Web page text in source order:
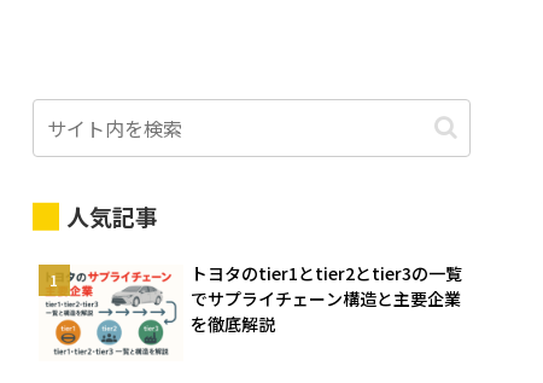
人気記事
トヨタのtier1とtier2とtier3の一覧
でサプライチェーン構造と主要企業
を徹底解説